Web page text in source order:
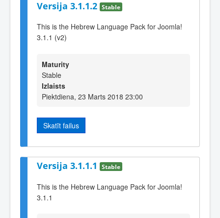
Versija 3.1.1.2 Stable
This is the Hebrew Language Pack for Joomla!
3.1.1 (v2)
Maturity
Stable
Izlaists
Piektdiena, 23 Marts 2018 23:00
Skatīt failus
Versija 3.1.1.1 Stable
This is the Hebrew Language Pack for Joomla!
3.1.1